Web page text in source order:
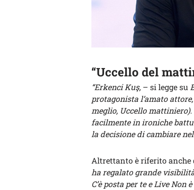
“Uccello del
“Erkenci Kuş, – si legge su
protagonista l’amato
meglio, Uccello
facilmente in ironiche
la decisione di cambiare
Altrettanto è riferito anche
ha regalato grande
C’è posta per te e Live Non